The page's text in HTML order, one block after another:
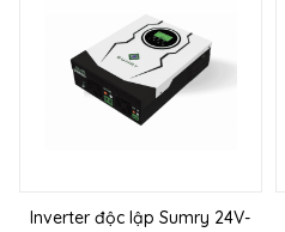
Inverter độc lập Sumry 24V-